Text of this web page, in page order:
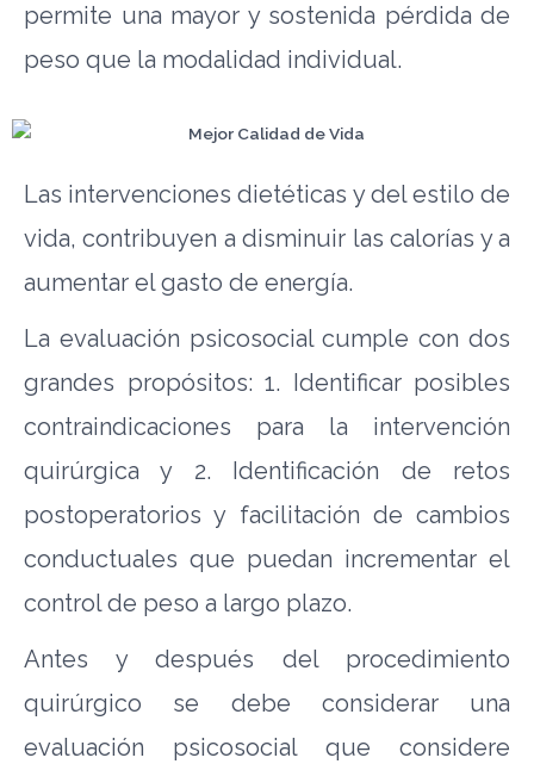
permite una mayor y sostenida pérdida de
peso que la modalidad individual.
Las intervenciones dietéticas y del estilo de
vida, contribuyen a disminuir las calorías y a
aumentar el gasto de energía.
La evaluación psicosocial cumple con dos
grandes propósitos: 1. Identificar posibles
contraindicaciones para la intervención
quirúrgica y 2. Identificación de retos
postoperatorios y facilitación de cambios
conductuales que puedan incrementar el
control de peso a largo plazo.
Antes y después del procedimiento
quirúrgico se debe considerar una
evaluación psicosocial que considere